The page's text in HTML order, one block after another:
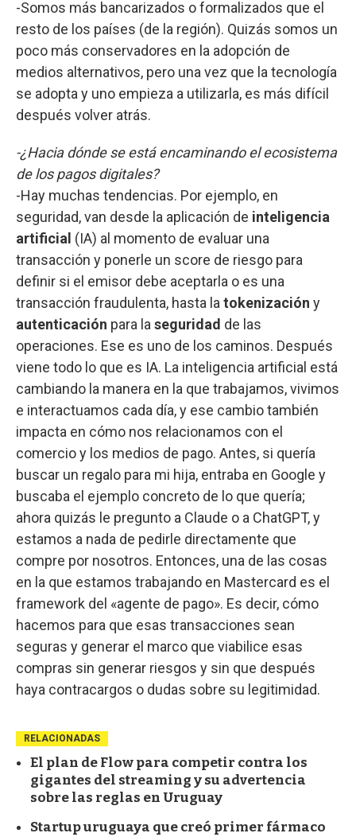
-Somos más bancarizados o formalizados que el
resto de los países (de la región). Quizás somos un
poco más conservadores en la adopción de
medios alternativos, pero una vez que la tecnología
se adopta y uno empieza a utilizarla, es más difícil
después volver atrás.
-¿Hacia dónde se está encaminando el ecosistema
de los pagos digitales?
-Hay muchas tendencias. Por ejemplo, en
seguridad, van desde la aplicación de inteligencia
artificial (IA) al momento de evaluar una
transacción y ponerle un score de riesgo para
definir si el emisor debe aceptarla o es una
transacción fraudulenta, hasta la tokenización y
autenticación para la seguridad de las
operaciones. Ese es uno de los caminos. Después
viene todo lo que es IA. La inteligencia artificial está
cambiando la manera en la que trabajamos, vivimos
e interactuamos cada día, y ese cambio también
impacta en cómo nos relacionamos con el
comercio y los medios de pago. Antes, si quería
buscar un regalo para mi hija, entraba en Google y
buscaba el ejemplo concreto de lo que quería;
ahora quizás le pregunto a Claude o a ChatGPT, y
estamos a nada de pedirle directamente que
compre por nosotros. Entonces, una de las cosas
en la que estamos trabajando en Mastercard es el
framework del «agente de pago». Es decir, cómo
hacemos para que esas transacciones sean
seguras y generar el marco que viabilice esas
compras sin generar riesgos y sin que después
haya contracargos o dudas sobre su legitimidad.
RELACIONADAS
El plan de Flow para competir contra los
gigantes del streaming y su advertencia
sobre las reglas en Uruguay
Startup uruguaya que creó primer fármaco